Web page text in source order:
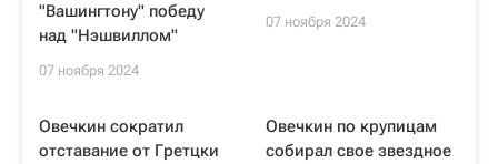
"Вашингтону" победу
над "Нэшвиллом"
07 ноября 2024
07 ноября 2024
Овечкин сократил
отставание от Гретцки
Овечкин по крупицам
собирал свое звездное